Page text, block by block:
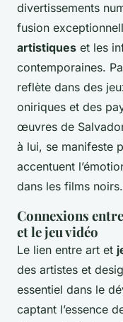
divertissements
fusion
artistiques et les
contemporaines.
reflète dans des
oniriques et des
œuvres de
à lui, se manifeste
accentuent
dans les films noirs.
Connexions
et le jeu vidéo
Le lien entre art et
des artistes et
essentiel dans le
captant l’essence